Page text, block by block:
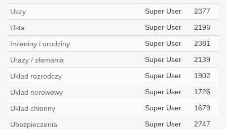
Uszy Super User 2377
Usta Super User 2196
Imieniny i urodziny Super User 2381
Urazy / złamania Super User 2139
Układ rozrodczy Super User 1902
Układ nerowowy Super User 1726
Układ chłonny Super User 1679
Ubezpieczenia Super User 2747